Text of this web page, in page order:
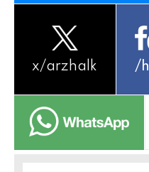
x/arzhalk /